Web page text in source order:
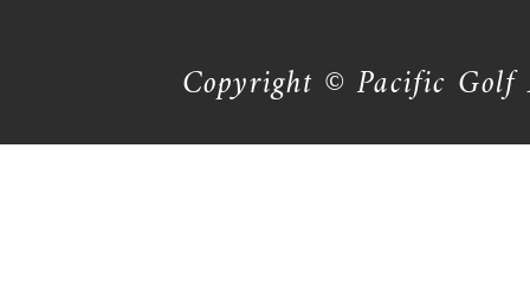
Copyright © Pacific Golf